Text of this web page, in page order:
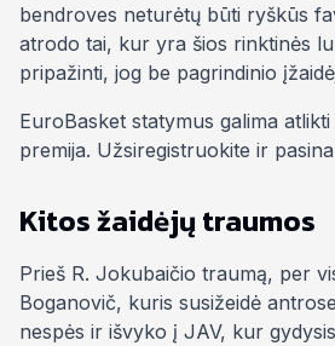
bendroves neturėtų būti ryškūs
atrodo tai, kur yra šios rinktinės
pripažinti, jog be pagrindinio
EuroBasket statymus galima
premija. Užsiregistruokite ir
Kitos žaidėjų traumos
Prieš R. Jokubaičio traumą, per
Boganovič, kuris susižeidė
nespės ir išvyko į JAV, kur